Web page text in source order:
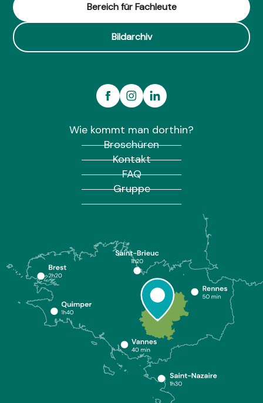
Bereich für Fachleute
Bildarchiv
Wie kommt man dorthin?
Broschüren
Kontakt
FAQ
Gruppe